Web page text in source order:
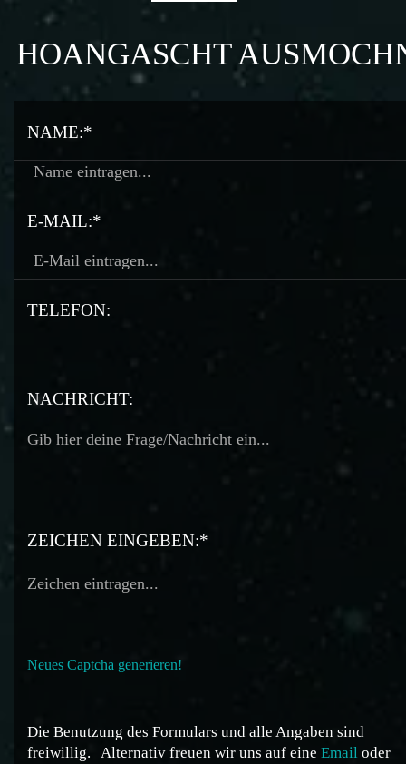
HOANGASCHT
NAME:*
E-MAIL:*
TELEFON:
TELEFON:
NACHRICHT:
ZEICHEN EINGEBEN:*
Neues Captcha generieren!
Die Benutzung des Formulars und alle Angaben sind
freiwillig.
Alternativ freuen wir uns auf eine Email oder